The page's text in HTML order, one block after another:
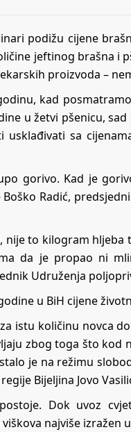
podižu cijene
jeftinog brašna i
proizvoda –
kad
u žetvi pšenicu,
sa
gorivo. Kad je
Radić,
nije to kilogram hljeba
da je propao ni
Udruženja
u BiH cijene
istu količinu novca
zbog toga što kod
je na režimu
Bijeljina Jovo
Dok uvoz
najviše izražen